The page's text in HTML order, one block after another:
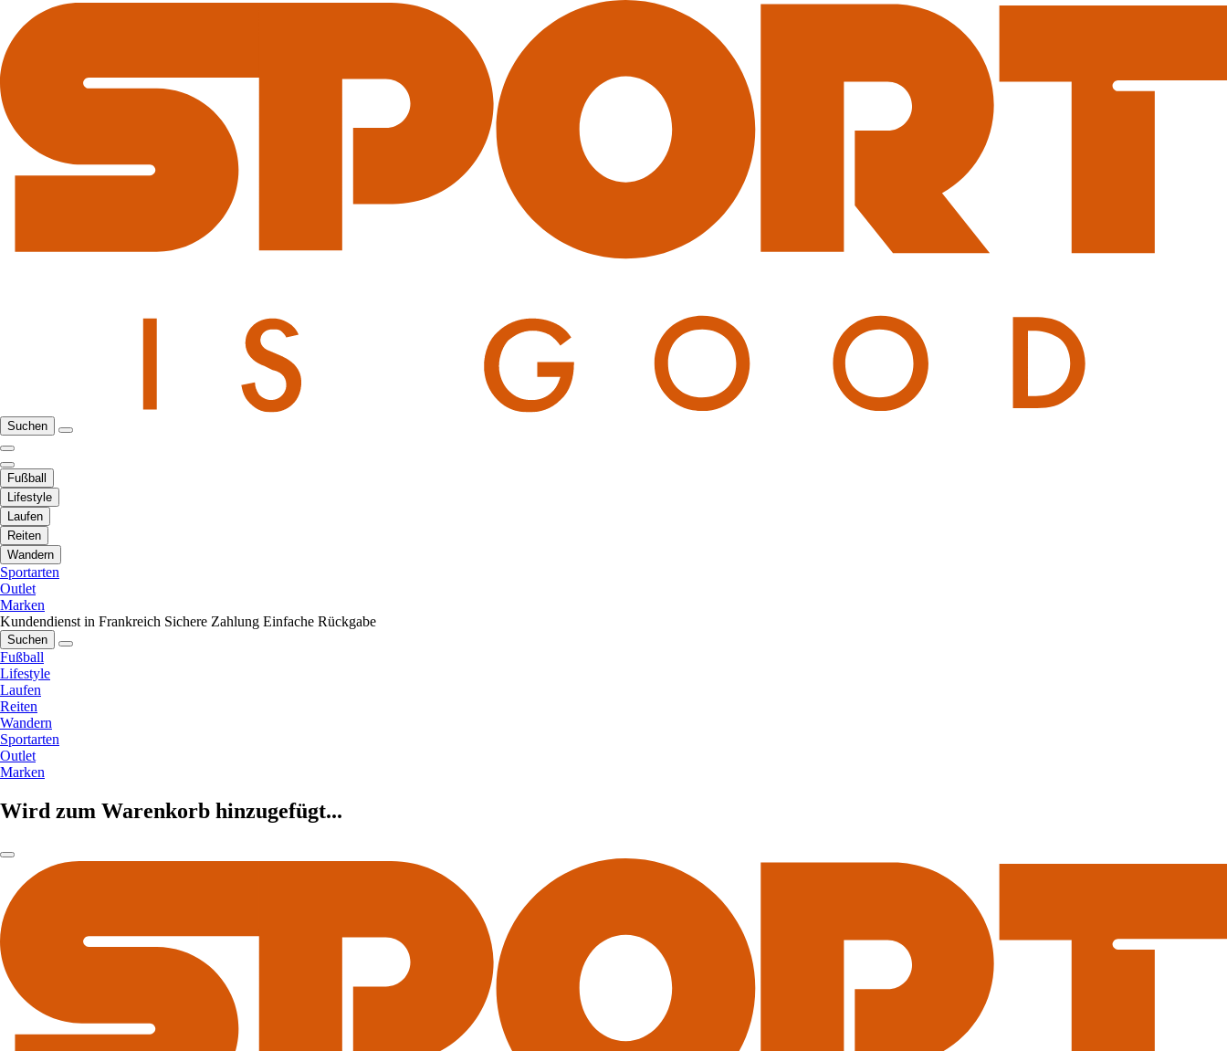
Suchen
Fußball
Lifestyle
Laufen
Reiten
Wandern
Sportarten
Outlet
Marken
Kundendienst in Frankreich Sichere Zahlung Einfache Rückgabe
Suchen
Fußball
Lifestyle
Laufen
Reiten
Wandern
Sportarten
Outlet
Marken
Wird zum Warenkorb hinzugefügt...